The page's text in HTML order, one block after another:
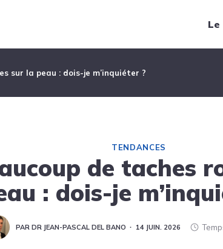
sur la peau : dois-je m’inquiéter ?
TENDANCES
de taches
: dois-je
PAR DR JEAN-PASCAL DEL BANO 14 JUIN. 2026